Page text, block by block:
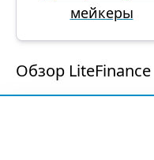
мейкеры
Обзор LiteFinance